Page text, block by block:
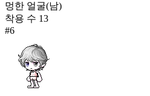
멍한 얼굴(남)
착용 수 13
#6